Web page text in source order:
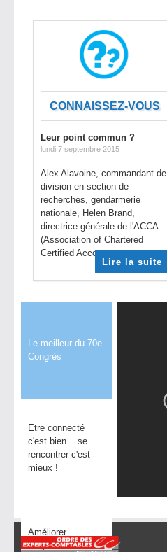
CONNAISSEZ-VOUS
Leur point commun ?
lundi 7 septembre 2015
Alex Alavoine, commandant de
division en section de
recherches, gendarmerie
nationale, Helen Brand,
directrice générale de l'ACCA
(Association of Chartered
Certified Accou...
Lire la suite
Le meilleur du 70e
Congrès
Etre connecté
c'est bien... se
rencontrer c'est
mieux !
Améliorer
l’organisation de